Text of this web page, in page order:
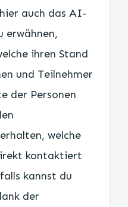
auch das AI-
erwähnen,
ihren Stand
und Teilnehmer
der Personen
welche
kontaktiert
kannst du
der